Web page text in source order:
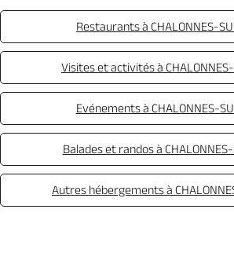
Restaurants à CHALONNES-
Visites et activités à
Evénements à CHALONNES-
Balades et randos à
Autres hébergements à